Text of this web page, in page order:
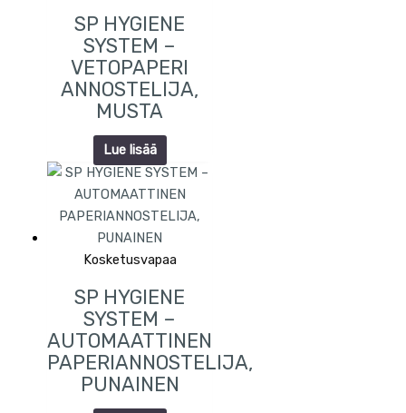
SP HYGIENE
SYSTEM –
VETOPAPERI
ANNOSTELIJA,
MUSTA
Lue lisää
Kosketusvapaa
SP HYGIENE
SYSTEM –
AUTOMAATTINEN
PAPERIANNOSTELIJA,
PUNAINEN